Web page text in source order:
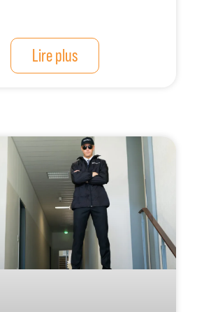
Lire plus